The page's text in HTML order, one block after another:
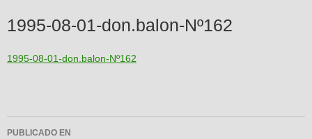
1995-08-01-don.balon-Nº162
1995-08-01-don.balon-Nº162
Navegador
PUBLICADO EN